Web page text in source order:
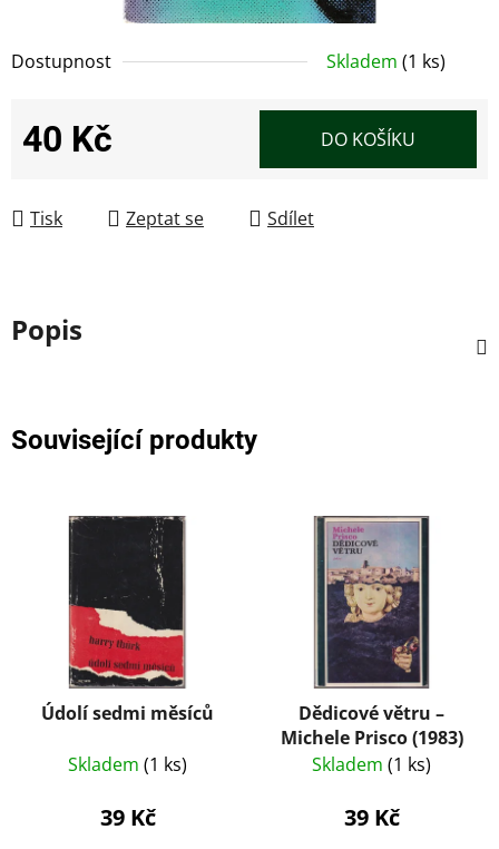
Dostupnost Skladem (1 ks)
40 Kč DO KOŠÍKU
Tisk Zeptat se Sdílet
Popis
Související produkty
Údolí sedmi měsíců
Skladem (1 ks)
39 Kč
Dědicové větru –
Michele Prisco (1983)
Skladem (1 ks)
39 Kč